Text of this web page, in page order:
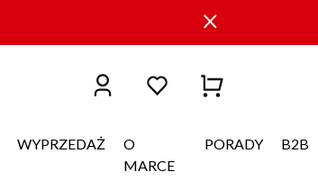
WYPRZEDAŻ
O
MARCE
PORADY B2B